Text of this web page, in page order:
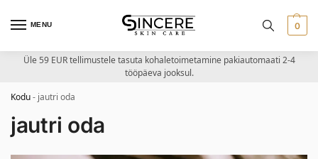
MENU 0
Üle 59 EUR tellimustele tasuta kohaletoimetamine pakiautomaati 2-4
tööpäeva jooksul.
Kodu- jautri oda
jautri oda